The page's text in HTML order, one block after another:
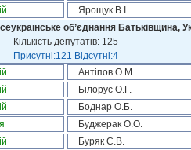
Ярощук В.І.
об’єднання Батьківщина,
Кількість депутатів: 125
Присутні:121 Відсутні:4
Антіпов О.М.
Білорус О.Г.
Боднар О.Б.
Буджерак О.О.
Буряк С.В.